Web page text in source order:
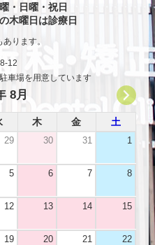
・日曜・祝日
木曜日は診療日
ります。
12
車場を用意しています
8月
木 金 土
29 30 31 1
5 6 7 8
12 13 14 15
19 20 21 22